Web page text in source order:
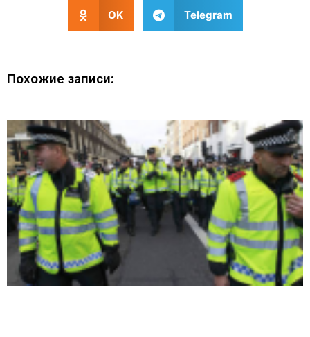
OK Telegram
Похожие записи: